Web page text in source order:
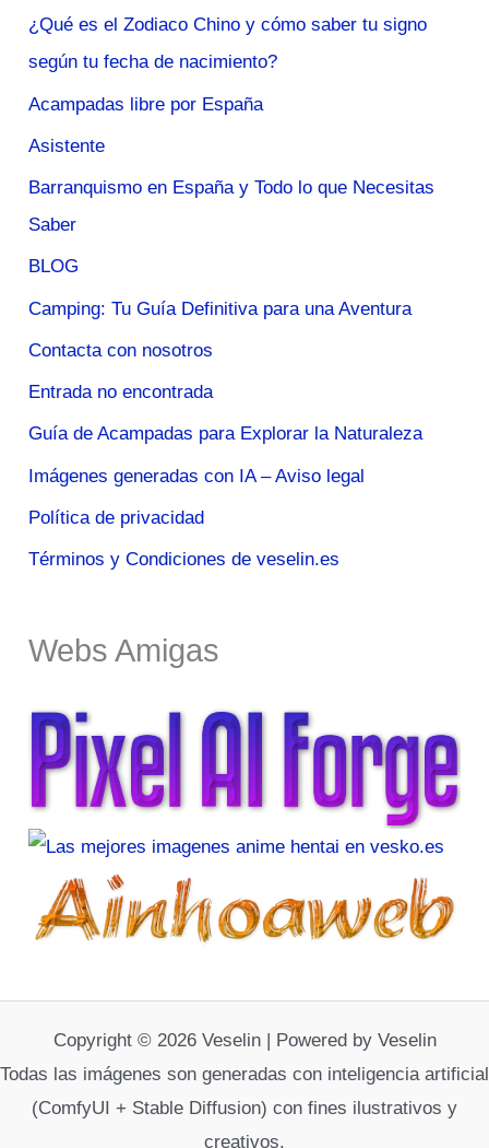
¿Qué es el Zodiaco Chino y cómo saber tu signo
según tu fecha de nacimiento?
Acampadas libre por España
Asistente
Barranquismo en España y Todo lo que Necesitas
Saber
BLOG
Camping: Tu Guía Definitiva para una Aventura
Contacta con nosotros
Entrada no encontrada
Guía de Acampadas para Explorar la Naturaleza
Imágenes generadas con IA – Aviso legal
Política de privacidad
Términos y Condiciones de veselin.es
Webs Amigas
Copyright © 2026 Veselin | Powered by Veselin
Todas las imágenes son generadas con inteligencia artificial
(ComfyUI + Stable Diffusion) con fines ilustrativos y
creativos.